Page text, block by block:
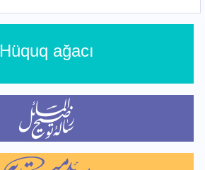
Hüquq ağacı